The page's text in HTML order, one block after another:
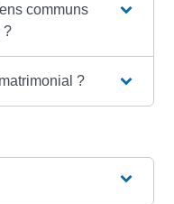
communs
?
?